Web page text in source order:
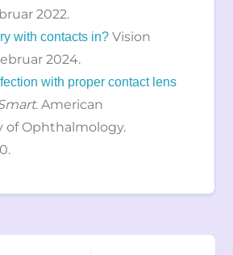
2022.
with contacts in? Vision
2024.
with proper contact lens
. American
of Ophthalmology.